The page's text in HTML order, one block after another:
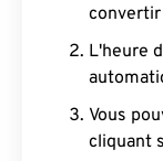
convertir
L'heure
Vous
cliquant